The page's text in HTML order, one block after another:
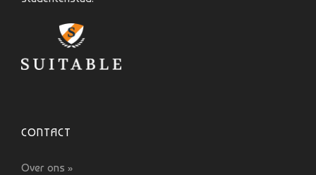
CONTACT
Over ons »